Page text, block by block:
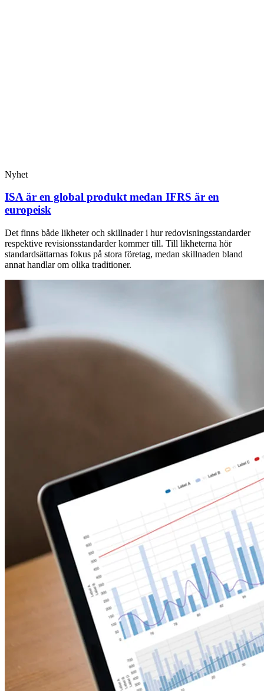
Nyhet
ISA är en global produkt medan IFRS är en
europeisk
Det finns både likheter och skillnader i hur redovisningsstandarder
respektive revisionsstandarder kommer till. Till likheterna hör
standardsättarnas fokus på stora företag, medan skillnaden bland
annat handlar om olika traditioner.